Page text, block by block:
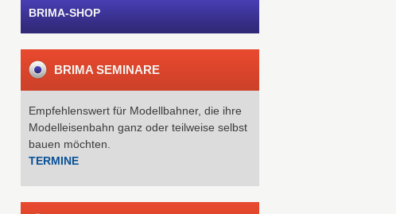
BRIMA-SHOP
BRIMA SEMINARE
Empfehlenswert für Modellbahner, die ihre
Modelleisenbahn ganz oder teilweise selbst
bauen möchten.
TERMINE